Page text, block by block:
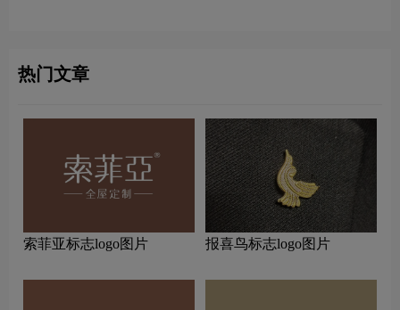
热门文章
索菲亚标志logo图片 报喜鸟标志logo图片